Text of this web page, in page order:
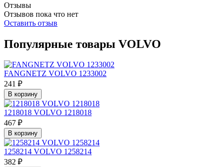
Отзывы
Отзывов пока что нет
Оставить отзыв
Популярные товары VOLVO
FANGNETZ VOLVO 1233002
241 ₽
В корзину
1218018 VOLVO 1218018
467 ₽
В корзину
1258214 VOLVO 1258214
382 ₽